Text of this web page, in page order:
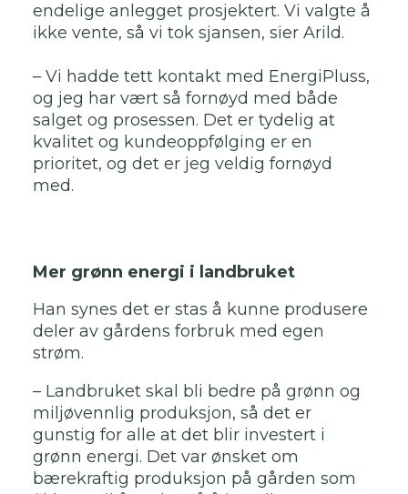
endelige anlegget prosjektert. Vi valgte å
ikke vente, så vi tok sjansen, sier Arild.
– Vi hadde tett kontakt med EnergiPluss,
og jeg har vært så fornøyd med både
salget og prosessen. Det er tydelig at
kvalitet og kundeoppfølging er en
prioritet, og det er jeg veldig fornøyd
med.
Mer grønn energi i landbruket
Han synes det er stas å kunne produsere
deler av gårdens forbruk med egen
strøm.
– Landbruket skal bli bedre på grønn og
miljøvennlig produksjon, så det er
gunstig for alle at det blir investert i
grønn energi. Det var ønsket om
bærekraftig produksjon på gården som